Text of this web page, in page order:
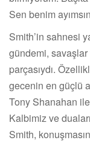
Sen benim
Smith’in sahnesi
gündemi,
parçasıydı.
gecenin en güçlü
Tony Shanahan
Kalbimiz ve
Smith,